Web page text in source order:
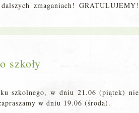
zmaganiach! GRATULUJEMY!
szkoły
szkolnego, w dniu 21.06 (piątek) nie
w dniu 19.06 (środa).